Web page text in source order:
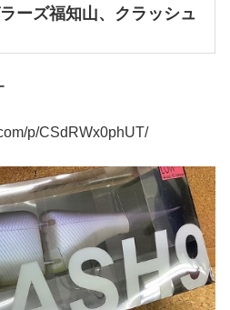
ーズ福知山、クラッシュ
p/CSdRWx0phUT/